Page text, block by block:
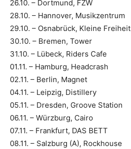
26.10. – Dortmund, FZW
28.10. – Hannover, Musikzentrum
29.10. – Osnabrück, Kleine Freiheit
30.10. – Bremen, Tower
31.10. – Lübeck, Riders Cafe
01.11. – Hamburg, Headcrash
02.11. – Berlin, Magnet
04.11. – Leipzig, Distillery
05.11. – Dresden, Groove Station
06.11. – Würzburg, Cairo
07.11. – Frankfurt, DAS BETT
08.11. – Salzburg (A), Rockhouse